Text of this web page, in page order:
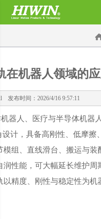
机器人领域的应
发布时间：2026/4/16 9:57:11
器人、医疗与半导体机器
计，具备高刚性、低摩
组、直线滑台、搬运与
性能，可大幅延长维护
精度、刚性与稳定性为